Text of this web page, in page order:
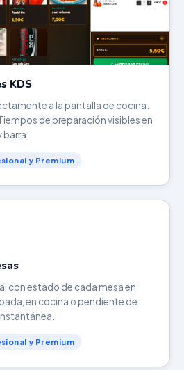
KDS
a la pantalla de cocina.
de preparación visibles en
y Premium
con estado de cada mesa en
en cocina o pendiente de
y Premium